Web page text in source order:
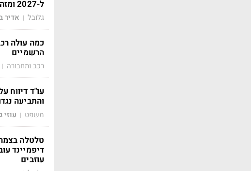
ל-2027 ומזהיר: השוק קרוב לשיא ולנפ
גלובל | אדיר
כמה עולה
הרשמיים
רכב ותחבורה |
והתביעה
משפט |
דיפמיינד
עוזבים